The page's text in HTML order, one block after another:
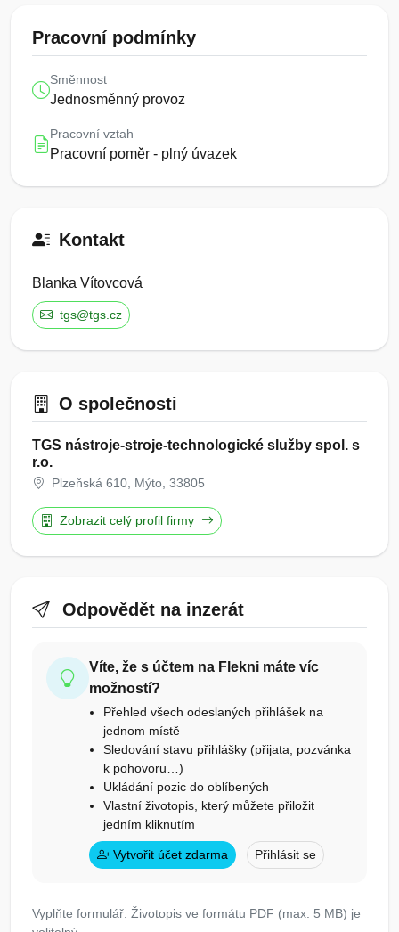
Pracovní podmínky
Směnnost
Jednosměnný provoz
Pracovní vztah
Pracovní poměr - plný úvazek
Kontakt
Blanka Vítovcová
tgs@tgs.cz
O společnosti
TGS nástroje-stroje-technologické služby spol. s
r.o.
Plzeňská 610, Mýto, 33805
Zobrazit celý profil firmy
Odpovědět na inzerát
Víte, že s účtem na Flekni máte víc
možností?
Přehled všech odeslaných přihlášek na
jednom místě
Sledování stavu přihlášky (přijata, pozvánka
k pohovoru…)
Ukládání pozic do oblíbených
Vlastní životopis, který můžete přiložit
jedním kliknutím
Vytvořit účet zdarma Přihlásit se
Vyplňte formulář. Životopis ve formátu PDF (max. 5 MB) je